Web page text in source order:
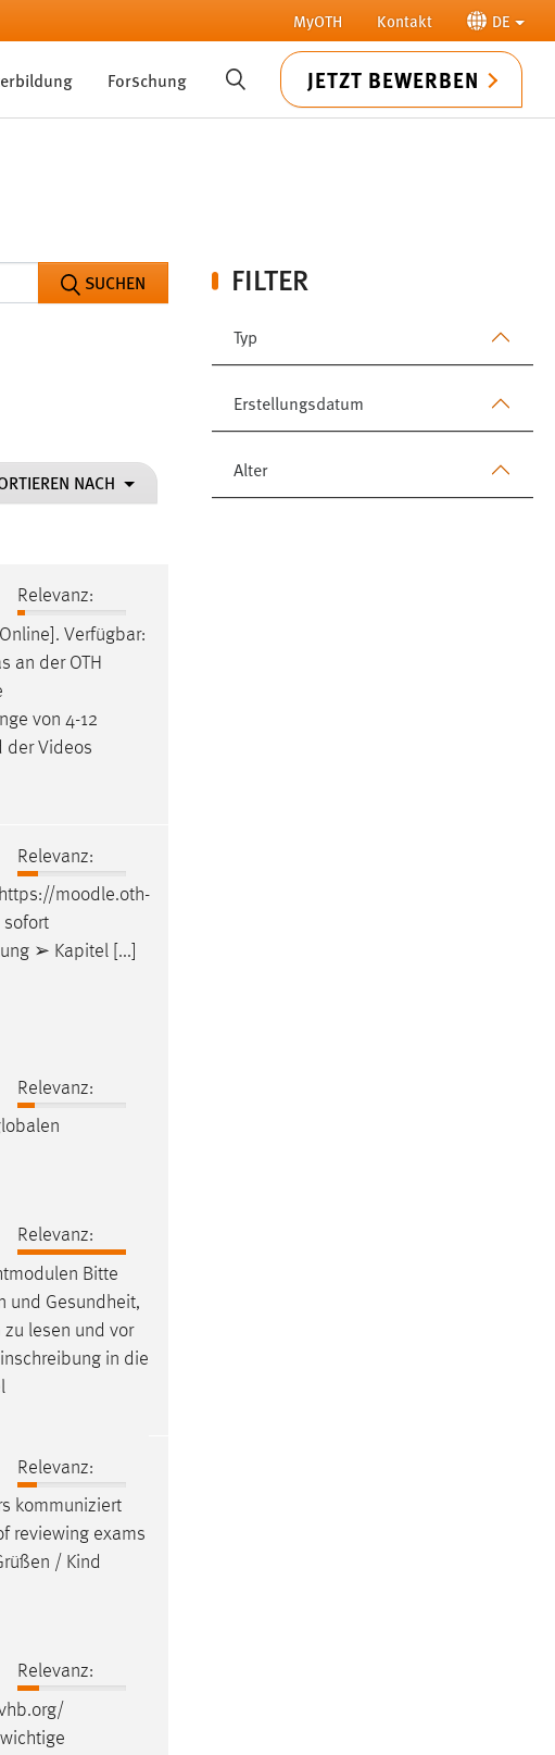
MyOTH Kontakt DE
Forschung SUCHE JETZT BEWERBEN
FILTER
Typ
Erstellungsdatum
Alter
SUCHEN
NACH
Relevanz:
Verfügbar:
an der OTH
von 4-12
der Videos
Relevanz:
moodle.oth-
sofort
➢ Kapitel [...]
Relevanz:
Relevanz:
Bitte
und Gesundheit,
zu lesen und vor
in die
Relevanz:
kommuniziert
reviewing exams
/ Kind
Relevanz: